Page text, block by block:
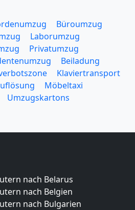
Büroumzug
Laborumzug
Privatumzug
Beiladung
Klaviertransport
Möbeltaxi
Umzugskartons
nach Belarus
nach Belgien
nach Bulgarien